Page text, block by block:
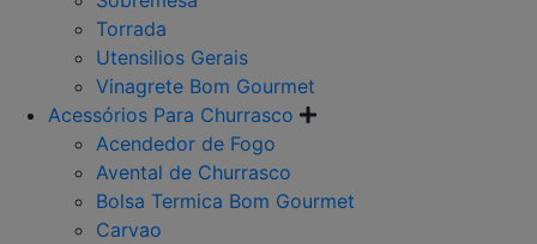
Torrada
Utensilios Gerais
Vinagrete Bom Gourmet
Acessórios Para Churrasco
Acendedor de Fogo
Avental de Churrasco
Bolsa Termica Bom Gourmet
Carvao